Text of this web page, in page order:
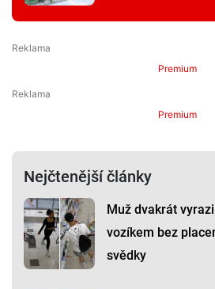
Premium
Premium
Nejčtenější články
Muž dvakrát
vozíkem bez
svědky